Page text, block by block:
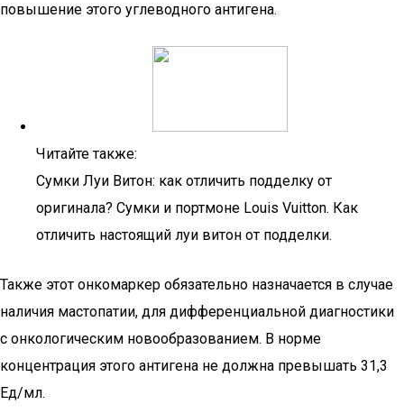
повышение этого углеводного антигена.
Читайте также:
Сумки Луи Витон: как отличить подделку от
оригинала? Сумки и портмоне Louis Vuitton. Как
отличить настоящий луи витон от подделки.
Также этот онкомаркер обязательно назначается в случае
наличия мастопатии, для дифференциальной диагностики
с онкологическим новообразованием. В норме
концентрация этого антигена не должна превышать 31,3
Ед/мл.